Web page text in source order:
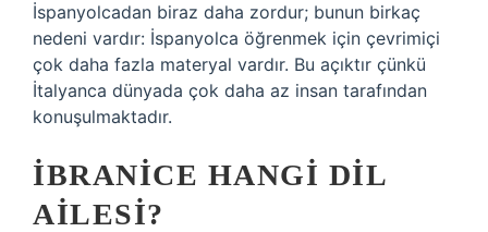
İspanyolcadan biraz daha zordur; bunun birkaç
nedeni vardır: İspanyolca öğrenmek için çevrimiçi
çok daha fazla materyal vardır. Bu açıktır çünkü
İtalyanca dünyada çok daha az insan tarafından
konuşulmaktadır.
İBRANICE HANGI DIL
AILESI?